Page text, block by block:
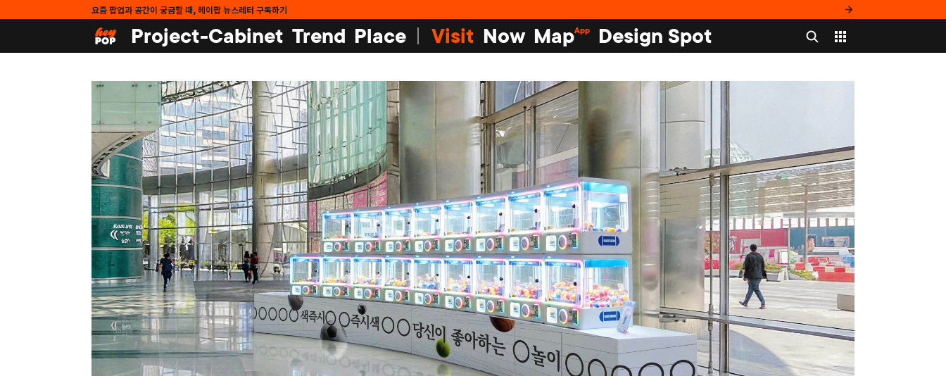
요즘 팝업과 공간이 궁금할 때, 헤이팝 뉴스레터 구독하기
Project-Cabinet Trend Place Visit Now MapApp Design Spot